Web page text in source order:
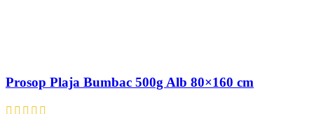
Prosop Plaja Bumbac 500g Alb 80×160 cm